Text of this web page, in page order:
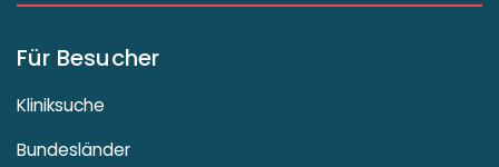
Für Besucher
Kliniksuche
Bundesländer